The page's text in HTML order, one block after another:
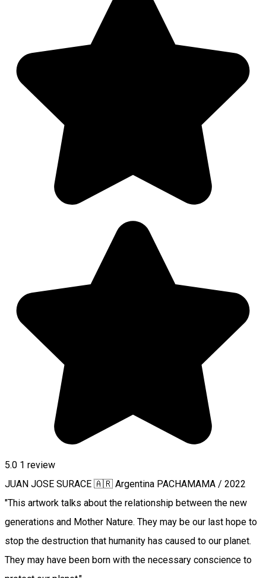
5.0 1 review
JUAN JOSE SURACE 🇦🇷 Argentina PACHAMAMA / 2022
"This artwork talks about the relationship between the new
generations and Mother Nature. They may be our last hope to
stop the destruction that humanity has caused to our planet.
They may have been born with the necessary conscience to